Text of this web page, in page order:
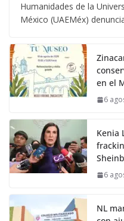
Humanidades de la
México (UAEMéx)
en el
6
Kenia
6
NL